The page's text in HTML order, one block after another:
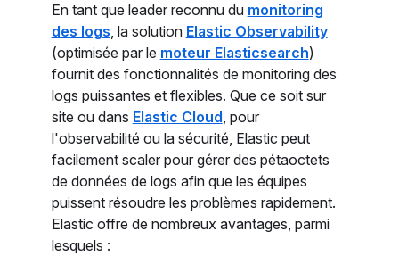
En tant que leader reconnu du monitoring
des logs, la solution Elastic Observability
(optimisée par le moteur Elasticsearch)
fournit des fonctionnalités de monitoring des
logs puissantes et flexibles. Que ce soit sur
site ou dans Elastic Cloud, pour
l'observabilité ou la sécurité, Elastic peut
facilement scaler pour gérer des pétaoctets
de données de logs afin que les équipes
puissent résoudre les problèmes rapidement.
Elastic offre de nombreux avantages, parmi
lesquels :